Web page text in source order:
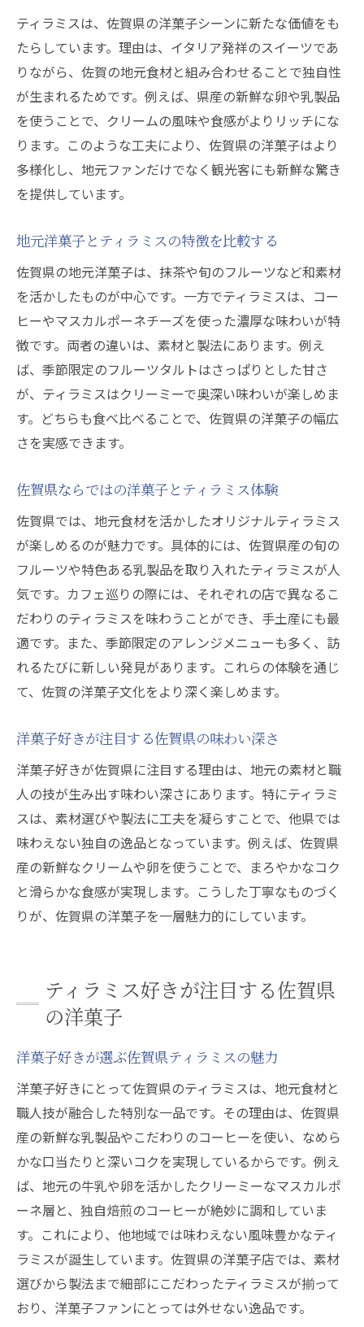
素材選びにこだわる佐賀県の洋菓子事情
洋菓子に欠かせない佐賀県産素材の魅力
佐賀県の洋菓子は素材へのこだわりが光る
ティラミスを引き立てる佐賀県産素材の工
夫
洋菓子店が選ぶ佐賀県の新鮮な食材とは
佐賀県の洋菓子で味わう素材本来の美味し
こだわり素材で生まれる佐賀県洋菓子の深
み
カフェ巡りを楽しむ佐賀県ティラミスの旅
洋菓子好きが楽しむ佐賀県カフェ巡りのコ
ツ
ティラミスが主役の佐賀県カフェ体験談
佐賀県の洋菓子カフェでティラミスを堪能
する
カフェ巡りで出会う佐賀県洋菓子の新発見
間
洋菓子とティラミスを楽しむ佐賀県カフェ
巡り
手土産に最適な洋菓子と佐賀県産ティラミス
洋菓子好きが選ぶ佐賀県手土産ティラミス
佐賀県産ティラミスは手土産にも最適な理
由
贈り物におすすめの佐賀県洋菓子特集
ス
手土産選びで喜ばれる佐賀県の洋菓子とは
佐賀県産洋菓子とティラミスで贈り物上手
に
佐賀県の洋菓子で味わう新感覚ティラミス
洋菓子と融合した佐賀県の新感覚ティラミ
ス
佐賀県発の洋菓子ティラミスが生む驚きの
新しい味わい方が楽しめる佐賀県産ティラ
ミス
洋菓子店で見つかる佐賀県の進化系ティラ
ミス
佐賀県の洋菓子で体験するティラミスの新
提案
洋菓子好きも満足する佐賀県の新感覚ティ
ラミス
贈り物にも喜ばれる佐賀県洋菓子の魅力
洋菓子が贈り物に選ばれる佐賀県の理由
佐賀県洋菓子とティラミスで心伝わるギフ
ト提案
大切な人に届けたい佐賀県の洋菓子ティラ
ミス
ティラミスは、佐賀県の洋菓子シーンに新たな価値をも
たらしています。理由は、イタリア発祥のスイーツであ
りながら、佐賀の地元食材と組み合わせることで独自性
が生まれるためです。例えば、県産の新鮮な卵や乳製品
を使うことで、クリームの風味や食感がよりリッチにな
ります。このような工夫により、佐賀県の洋菓子はより
多様化し、地元ファンだけでなく観光客にも新鮮な驚き
を提供しています。
地元洋菓子とティラミスの特徴を比較する
佐賀県の地元洋菓子は、抹茶や旬のフルーツなど和素材
を活かしたものが中心です。一方でティラミスは、コー
ヒーやマスカルポーネチーズを使った濃厚な味わいが特
徴です。両者の違いは、素材と製法にあります。例え
ば、季節限定のフルーツタルトはさっぱりとした甘さ
が、ティラミスはクリーミーで奥深い味わいが楽しめま
す。どちらも食べ比べることで、佐賀県の洋菓子の幅広
さを実感できます。
佐賀県ならではの洋菓子とティラミス体験
佐賀県では、地元食材を活かしたオリジナルティラミス
が楽しめるのが魅力です。具体的には、佐賀県産の旬の
フルーツや特色ある乳製品を取り入れたティラミスが人
気です。カフェ巡りの際には、それぞれの店で異なるこ
だわりのティラミスを味わうことができ、手土産にも最
適です。また、季節限定のアレンジメニューも多く、訪
れるたびに新しい発見があります。これらの体験を通じ
て、佐賀の洋菓子文化をより深く楽しめます。
洋菓子好きが注目する佐賀県の味わい深さ
洋菓子好きが佐賀県に注目する理由は、地元の素材と職
人の技が生み出す味わい深さにあります。特にティラミ
スは、素材選びや製法に工夫を凝らすことで、他県では
味わえない独自の逸品となっています。例えば、佐賀県
産の新鮮なクリームや卵を使うことで、まろやかなコク
と滑らかな食感が実現します。こうした丁寧なものづく
りが、佐賀県の洋菓子を一層魅力的にしています。
ティラミス好きが注目する佐賀県
の洋菓子
洋菓子好きが選ぶ佐賀県ティラミスの魅力
洋菓子好きにとって佐賀県のティラミスは、地元食材と
職人技が融合した特別な一品です。その理由は、佐賀県
産の新鮮な乳製品やこだわりのコーヒーを使い、なめら
かな口当たりと深いコクを実現しているからです。例え
ば、地元の牛乳や卵を活かしたクリーミーなマスカルポ
ーネ層と、独自焙煎のコーヒーが絶妙に調和していま
す。これにより、他地域では味わえない風味豊かなティ
ラミスが誕生しています。佐賀県の洋菓子店では、素材
選びから製法まで細部にこだわったティラミスが揃って
おり、洋菓子ファンにとっては外せない逸品です。